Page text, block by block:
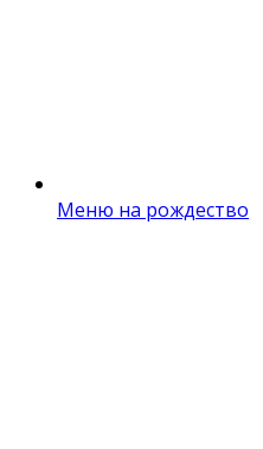
Меню на рождество